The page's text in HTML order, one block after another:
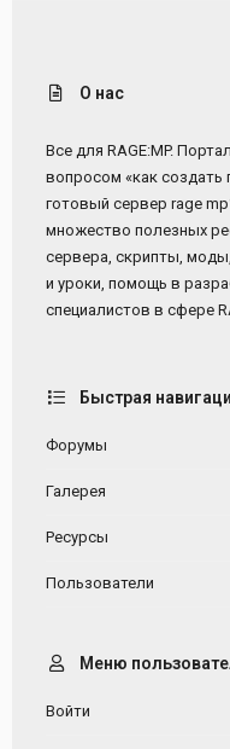
О нас
Все для RAGE:MP.
вопросом «как создать
готовый сервер rage
множество полезных
сервера, скрипты,
и уроки, помощь в
специалистов в сфере
Быстрая
Форумы
Галерея
Ресурсы
Пользователи
Меню
Войти